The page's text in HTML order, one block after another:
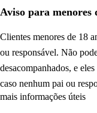
Aviso para menores
Clientes menores de 18
ou responsável. Não
desacompanhados, e
caso nenhum pai ou
mais informações úteis